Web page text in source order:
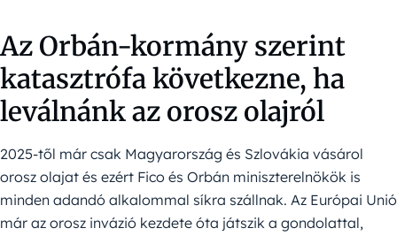
Az Orbán-kormány szerint
katasztrófa következne, ha
leválnánk az orosz olajról
2025-től már csak Magyarország és Szlovákia vásárol
orosz olajat és ezért Fico és Orbán miniszterelnökök is
minden adandó alkalommal síkra szállnak. Az Európai Unió
már az orosz invázió kezdete óta játszik a gondolattal,